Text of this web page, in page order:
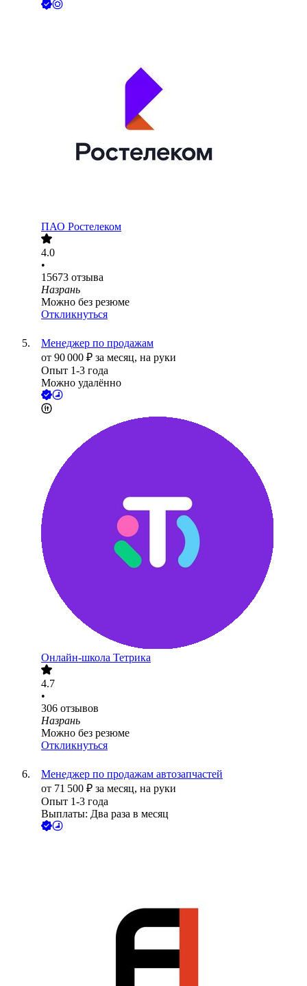
ПАО Ростелеком
4.0
•
15673 отзыва
Назрань
Можно без резюме
Откликнуться
Менеджер по продажам
от 90 000 ₽ за месяц, на руки
Опыт 1-3 года
Можно удалённо
Онлайн-школа Тетрика
4.7
•
306 отзывов
Назрань
Можно без резюме
Откликнуться
Менеджер по продажам автозапчастей
от 71 500 ₽ за месяц, на руки
Опыт 1-3 года
Выплаты: Два раза в месяц